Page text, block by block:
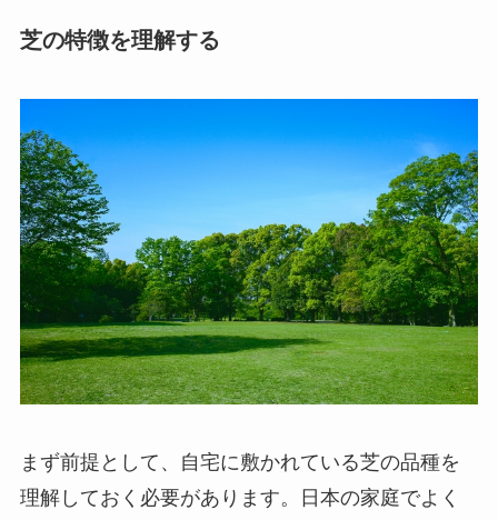
芝の特徴を理解する
まず前提として、自宅に敷かれている芝の品種を
理解しておく必要があります。日本の家庭でよく